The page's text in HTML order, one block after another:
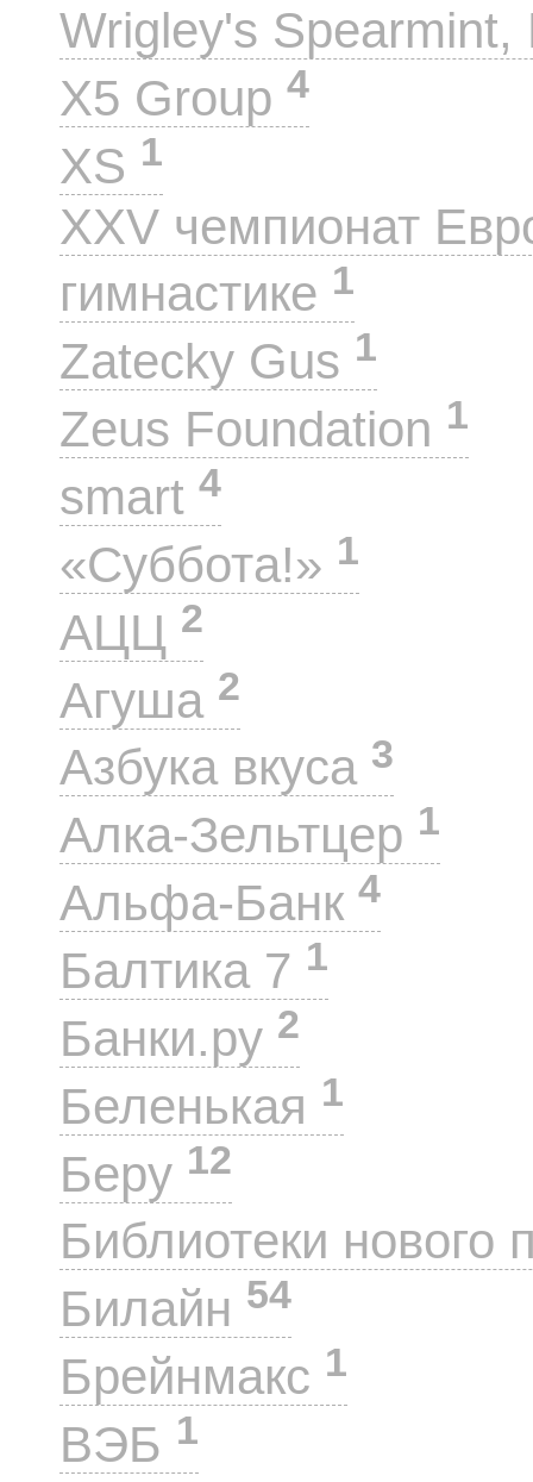
Wrigley's
X5 Group 4
XS 1
XXV чемпионат
гимнастике 1
Zatecky Gus 1
Zeus Foundation 1
smart 4
«Суббота!» 1
АЦЦ 2
Агуша 2
Азбука вкуса 3
Алка-Зельтцер 1
Альфа-Банк 4
Балтика 7 1
Банки.ру 2
Беленькая 1
Беру 12
Библиотеки нового
Билайн 54
Брейнмакс 1
ВЭБ 1